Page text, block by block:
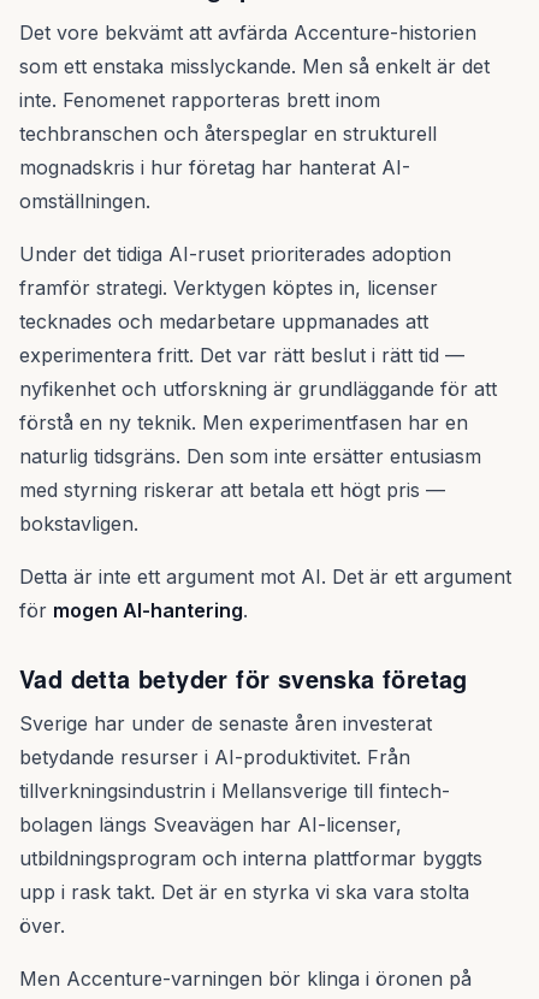
Det vore bekvämt att avfärda Accenture-historien
som ett enstaka misslyckande. Men så enkelt är det
inte. Fenomenet rapporteras brett inom
techbranschen och återspeglar en strukturell
mognadskris i hur företag har hanterat AI-
omställningen.
Under det tidiga AI-ruset prioriterades adoption
framför strategi. Verktygen köptes in, licenser
tecknades och medarbetare uppmanades att
experimentera fritt. Det var rätt beslut i rätt tid —
nyfikenhet och utforskning är grundläggande för att
förstå en ny teknik. Men experimentfasen har en
naturlig tidsgräns. Den som inte ersätter entusiasm
med styrning riskerar att betala ett högt pris —
bokstavligen.
Detta är inte ett argument mot AI. Det är ett argument
för mogen AI-hantering.
Vad detta betyder för svenska företag
Sverige har under de senaste åren investerat
betydande resurser i AI-produktivitet. Från
tillverkningsindustrin i Mellansverige till fintech-
bolagen längs Sveavägen har AI-licenser,
utbildningsprogram och interna plattformar byggts
upp i rask takt. Det är en styrka vi ska vara stolta
över.
Men Accenture-varningen bör klinga i öronen på